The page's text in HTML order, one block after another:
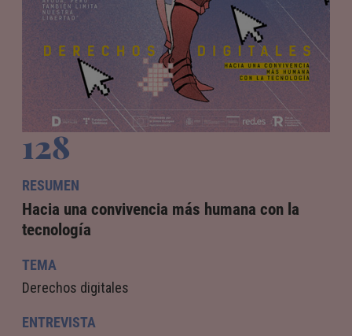
128
RESUMEN
Hacia una convivencia más humana con la
tecnología
TEMA
Derechos digitales
ENTREVISTA